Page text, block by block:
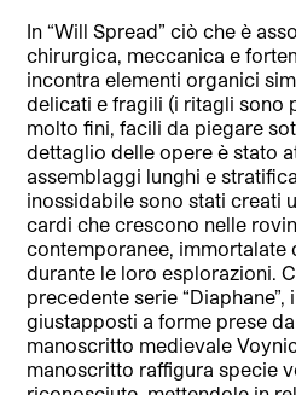
In “Will Spread” ciò che è
chirurgica, meccanica e
incontra elementi organici
delicati e fragili (i ritagli sono
molto fini, facili da piegare
dettaglio delle opere è stato
assemblaggi lunghi e
inossidabile sono stati creati
cardi che crescono nelle
contemporanee, immortalate
durante le loro esplorazioni.
precedente serie
giustapposti a forme prese
manoscritto medievale
manoscritto raffigura specie